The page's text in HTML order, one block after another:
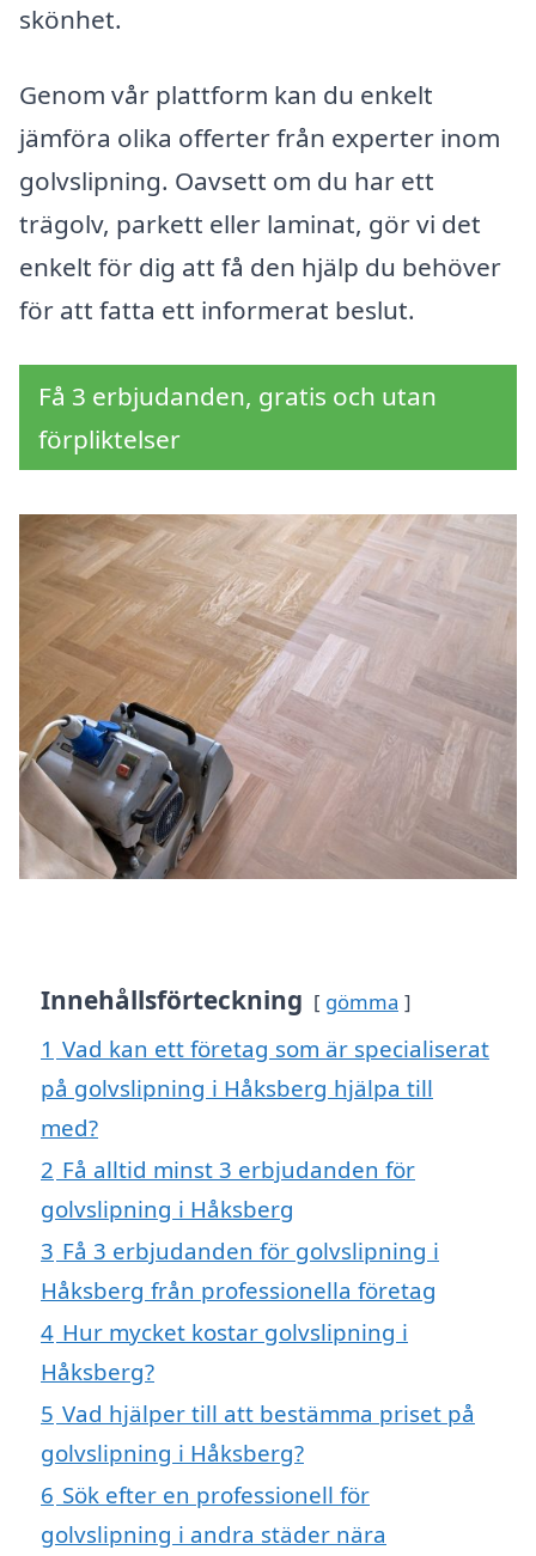
skönhet.
Genom vår plattform kan du enkelt
jämföra olika offerter från experter inom
golvslipning. Oavsett om du har ett
trägolv, parkett eller laminat, gör vi det
enkelt för dig att få den hjälp du behöver
för att fatta ett informerat beslut.
Få 3 erbjudanden, gratis och utan
förpliktelser
Innehållsförteckning gömma
1 Vad kan ett företag som är specialiserat
på golvslipning i Håksberg hjälpa till
med?
2 Få alltid minst 3 erbjudanden för
golvslipning i Håksberg
3 Få 3 erbjudanden för golvslipning i
Håksberg från professionella företag
4 Hur mycket kostar golvslipning i
Håksberg?
5 Vad hjälper till att bestämma priset på
golvslipning i Håksberg?
6 Sök efter en professionell för
golvslipning i andra städer nära